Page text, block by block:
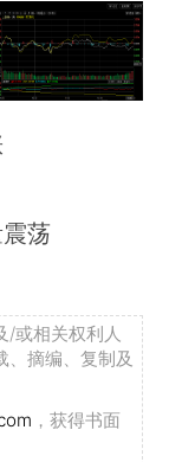
荡
/或相关权利人
、摘编、复制及
，获得书面